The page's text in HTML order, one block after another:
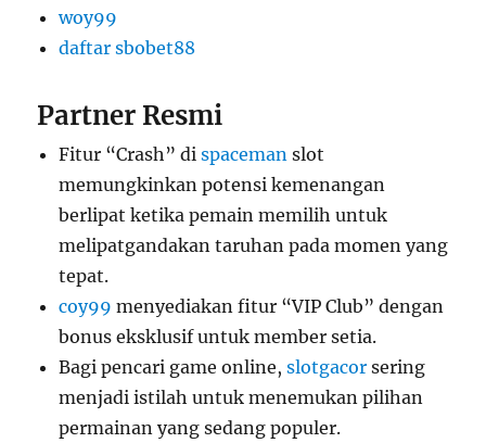
woy99
daftar sbobet88
Partner Resmi
Fitur “Crash” dispaceman slot
memungkinkan potensi kemenangan
berlipat ketika pemain memilih untuk
melipatgandakan taruhan pada momen yang
tepat.
coy99 menyediakan fitur “VIP Club” dengan
bonus eksklusif untuk member setia.
Bagi pencari game online,slotgacorsering
menjadi istilah untuk menemukan pilihan
permainan yang sedang populer.